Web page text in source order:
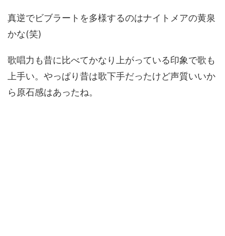
真逆でビブラートを多様するのはナイトメアの黄泉
かな(笑)
歌唱力も昔に比べてかなり上がっている印象で歌も
上手い。やっぱり昔は歌下手だったけど声質いいか
ら原石感はあったね。